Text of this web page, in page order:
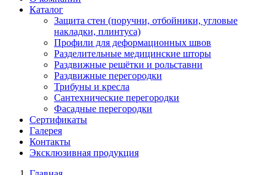
Каталог
Защита стен (поручни, отбойники, угловые
накладки, плинтуса)
Профили для деформационных швов
Разделительные медицинские шторы
Раздвижные решётки и рольставни
Раздвижные перегородки
Трибуны и кресла
Сантехнические перегородки
Фасадные перегородки
Сертификаты
Галерея
Контакты
Эксклюзивная продукция